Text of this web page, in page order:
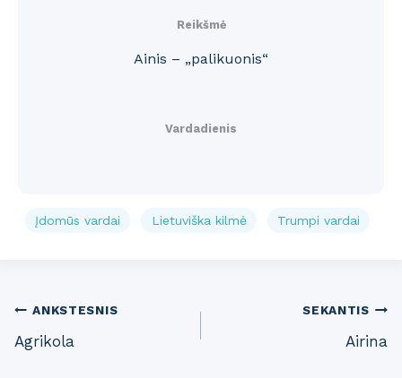
Reikšmė
Ainis – „palikuonis“
Vardadienis
Įdomūs vardai Lietuviška kilmė Trumpi vardai
Post
navigation
ANKSTESNIS
Agrikola
SEKANTIS
Airina